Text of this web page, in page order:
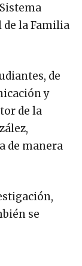
la Familia
de
y
de la
de manera
se